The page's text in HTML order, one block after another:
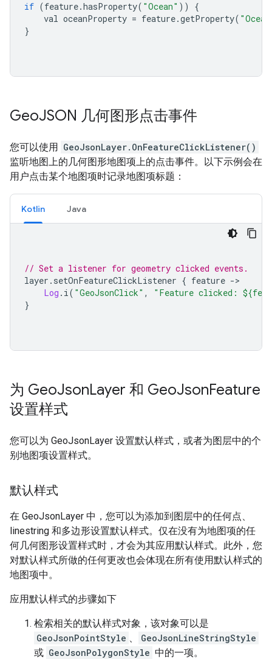
if (feature.hasProperty( "Ocean" ))
{
val oceanProperty = feature.getProperty(
}
GeoJSON 几何图形点击事件
您可以使用 GeoJsonLayer.OnFeatureClickListener()
监听地图上的几何图形地图项上的点击事件。以下示例会在
用户点击某个地图项时记录地图项标题：
Kotlin Java
// Set a listener for geometry clicked events.
layer . setOnFeatureClickListener { feature ->
Log . i( "GeoJsonClick" ,
"Feature clicked:
}
为 GeoJsonLayer 和 GeoJsonFeature
设置样式
您可以为 GeoJsonLayer 设置默认样式，或者为图层中的个
别地图项设置样式。
默认样式
在 GeoJsonLayer 中，您可以为添加到图层中的任何点、
linestring 和多边形设置默认样式。仅在没有为地图项的任
何几何图形设置样式时，才会为其应用默认样式。此外，您
对默认样式所做的任何更改也会体现在所有使用默认样式的
地图项中。
应用默认样式的步骤如下
检索相关的默认样式对象，该对象可以是
GeoJsonPointStyle 、
GeoJsonLineStringStyle
或 GeoJsonPolygonStyle 中的一项。